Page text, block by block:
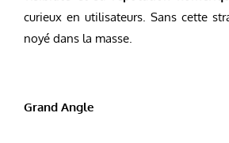
curieux en utilisateurs. Sans cette
noyé dans la masse.
Grand Angle